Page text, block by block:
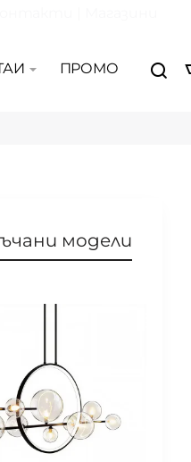
ПРОМО
модели